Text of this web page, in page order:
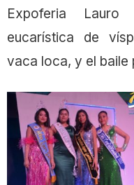
Expoferia Lauro
eucarística de
vaca loca, y el baile